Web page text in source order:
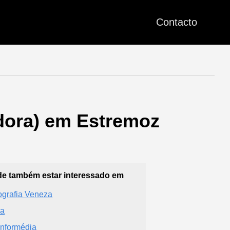
Contacto
em Estremoz
também estar interessado em
Veneza